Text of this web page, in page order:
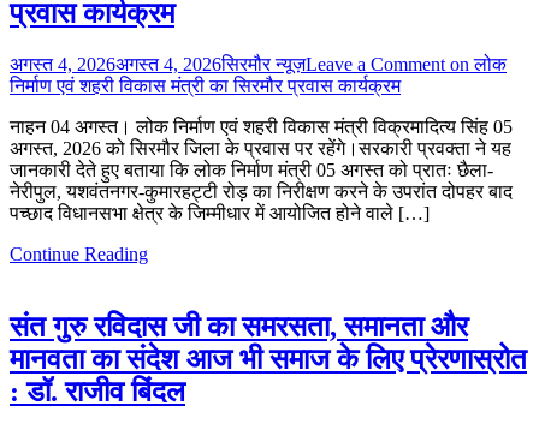
प्रवास कार्यक्रम
अगस्त 4, 2026अगस्त 4, 2026सिरमौर न्यूज़Leave a Comment on लोक
निर्माण एवं शहरी विकास मंत्री का सिरमौर प्रवास कार्यक्रम
नाहन 04 अगस्त। लोक निर्माण एवं शहरी विकास मंत्री विक्रमादित्य सिंह 05
अगस्त, 2026 को सिरमौर जिला के प्रवास पर रहेंगे।सरकारी प्रवक्ता ने यह
जानकारी देते हुए बताया कि लोक निर्माण मंत्री 05 अगस्त को प्रातः छैला-
नेरीपुल, यशवंतनगर-कुमारहट्टी रोड़ का निरीक्षण करने के उपरांत दोपहर बाद
पच्छाद विधानसभा क्षेत्र के जिम्मीधार में आयोजित होने वाले […]
Continue Reading
संत गुरु रविदास जी का समरसता, समानता और
मानवता का संदेश आज भी समाज के लिए प्रेरणास्रोत
: डॉ. राजीव बिंदल